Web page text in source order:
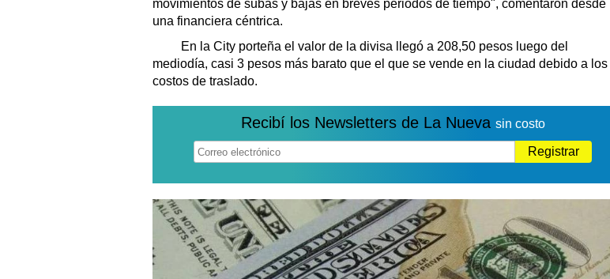
Fúnebres
Teléfonos de urgencia
movimientos de subas y bajas en breves periodos de tiempo", comentaron desde
una financiera céntrica.
En la City porteña el valor de la divisa llegó a 208,50 pesos luego del
mediodía, casi 3 pesos más barato que el que se vende en la ciudad debido a los
costos de traslado.
Recibí los Newsletters de La Nueva sin costo
Registrar